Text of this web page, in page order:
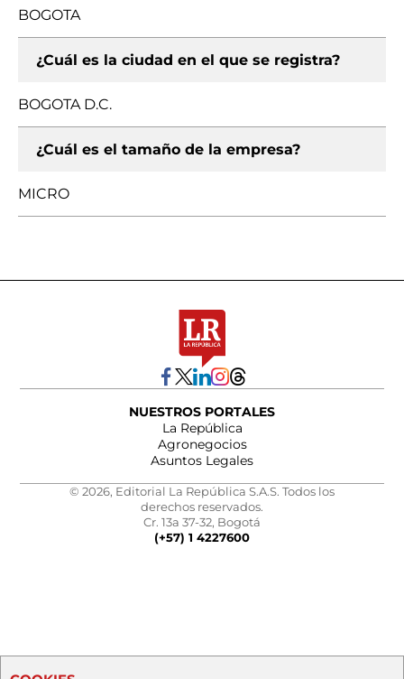
BOGOTA
¿Cuál es la ciudad en el que se registra?
BOGOTA D.C.
¿Cuál es el tamaño de la empresa?
MICRO
NUESTROS PORTALES
La República
Agronegocios
Asuntos Legales
© 2026, Editorial La República S.A.S. Todos los
derechos reservados.
Cr. 13a 37-32, Bogotá
(+57) 1 4227600